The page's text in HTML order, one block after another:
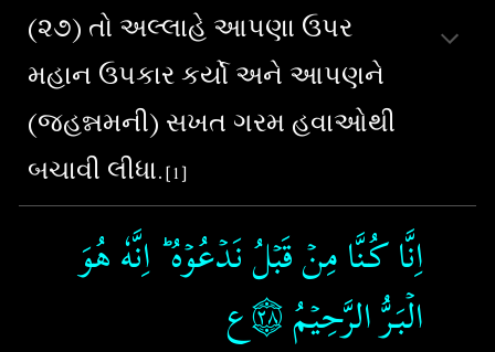
(૨૭) તો અલ્લાહે આપણા ઉપર
મહાન ઉપકાર કર્યો અને આપણને
(જહન્નમની) સખત ગરમ હવાઓથી
બચાવી લીધા.[1]
اِنَّا كُـنَّا مِنۡ قَبۡلُ نَدۡعُوۡهُ​ ؕ اِنَّهٗ هُوَ
الۡبَـرُّ الرَّحِيۡمُ‏۝٢٨ع